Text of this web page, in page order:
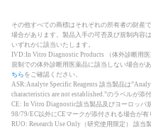
その他すべての商標はそれぞれの所有者の財産
場合があります。製品入手の可否及び規制内容
いずれかに該当いたします。
IVD:In Vitro Diagnostic Products （体外診断用
規制での体外診断用医薬品に該当しない場合が
ちら をご確認ください。
ASR:Analyte Specific Reagents 該当製品は
characteristics are not established.”のラベルが添
CE: In Vitro Diagnostic該当製品及びヨーロッパ
98/79/EC以外にCEマークが添付される場合が有
RUO: Research Use Only（研究使用限定） 該当